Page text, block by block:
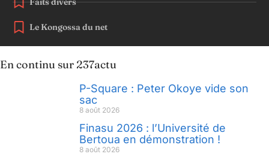
Le Kongossa du net
En continu sur 237actu
P-Square : Peter Okoye vide son
sac
8 août 2026
Finasu 2026 : l’Université de
Bertoua en démonstration !
8 août 2026